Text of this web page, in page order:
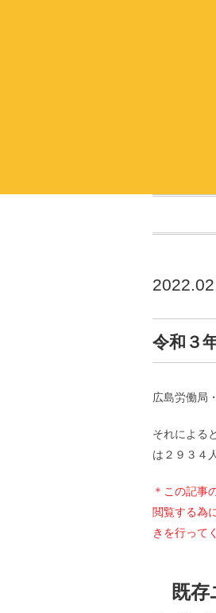
令和３
広島労働局
それによる
は２９３４
＊この記事
閲覧する為
きを行って
既